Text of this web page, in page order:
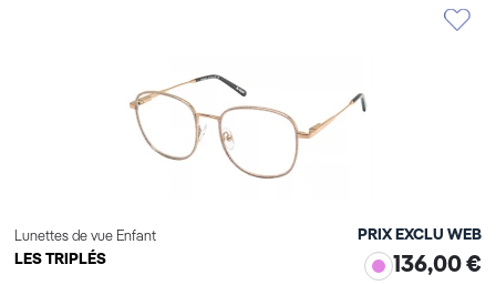
Lunettes de vue Enfant
LES TRIPLÉS
PRIX EXCLU WEB
136,00 €